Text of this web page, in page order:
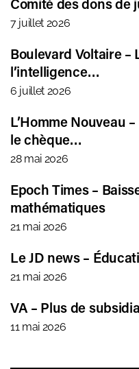
7 juillet 2026
Boulevard Voltaire –
l’intelligence…
6 juillet 2026
L’Homme Nouveau
le chèque…
28 mai 2026
Epoch Times –
mathématiques
21 mai 2026
Le JD news –
21 mai 2026
VA – Plus de
11 mai 2026